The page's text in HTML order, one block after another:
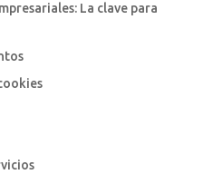
La clave para